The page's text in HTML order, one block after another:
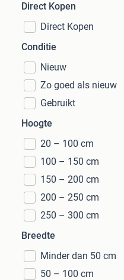
Direct Kopen
Direct Kopen
Conditie
Nieuw
Zo goed als nieuw
Gebruikt
Hoogte
20 – 100 cm
100 – 150 cm
150 – 200 cm
200 – 250 cm
250 – 300 cm
Breedte
Minder dan 50 cm
50 – 100 cm